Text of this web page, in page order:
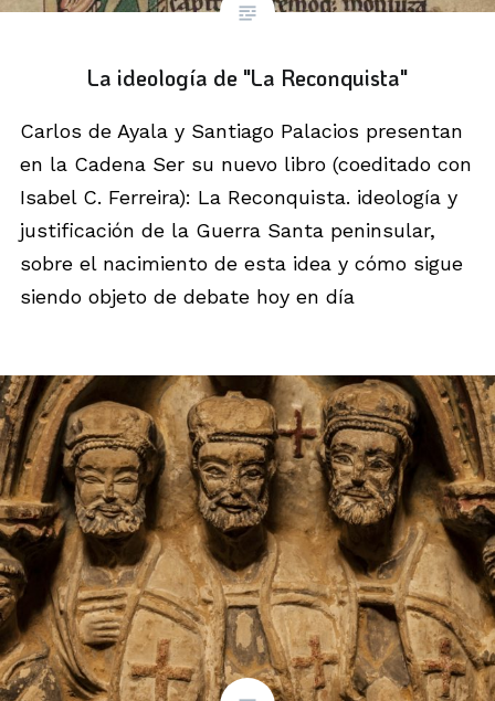
La ideología de "La Reconquista"
Carlos de Ayala y Santiago Palacios presentan
en la Cadena Ser su nuevo libro (coeditado con
Isabel C. Ferreira): La Reconquista. ideología y
justificación de la Guerra Santa peninsular,
sobre el nacimiento de esta idea y cómo sigue
siendo objeto de debate hoy en día